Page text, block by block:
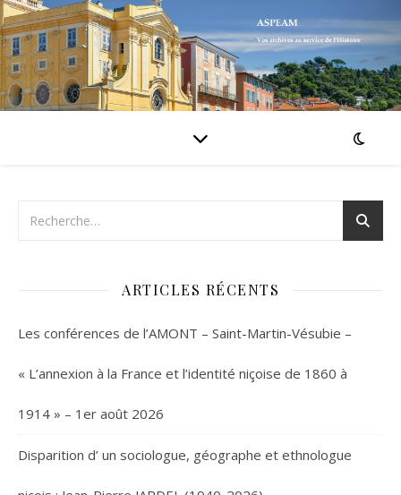
ARTICLES RÉCENTS
Les conférences de l’AMONT – Saint-Martin-Vésubie –
« L’annexion à la France et l’identité niçoise de 1860 à
1914 » – 1er août 2026
Disparition d’ un sociologue, géographe et ethnologue